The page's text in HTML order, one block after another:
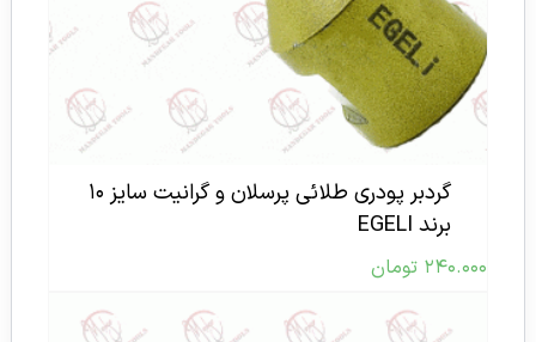
گردبر پودری طلائی پرسلان و گرانیت سایز ۱۰
برند EGELI
۲۴۰.۰۰۰ تومان